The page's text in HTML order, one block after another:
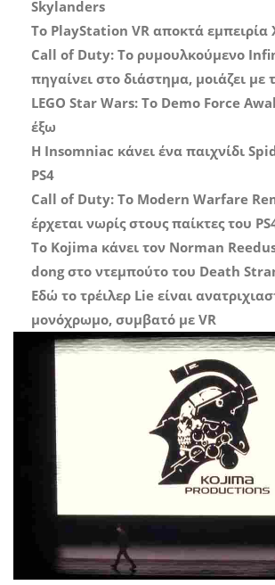
Skylanders
Το PlayStation VR αποκτά εμπειρία
Call of Duty: Το ρυμουλκούμενο
πηγαίνει στο διάστημα, μοιάζει με
LEGO Star Wars: Το Demo Force
έξω
Η Insomniac κάνει ένα παιχνίδι
PS4
Call of Duty: Το Modern Warfare
έρχεται νωρίς στους παίκτες του
Το Kojima κάνει τον Norman
dong στο ντεμπούτο του Death
Εδώ το τρέιλερ Lie είναι
μονόχρωμο, συμβατό με VR